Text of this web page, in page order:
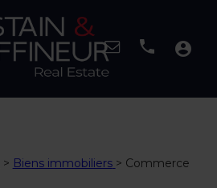
account_circle
> Biens immobiliers > Commerce